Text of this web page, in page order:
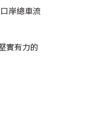
岸總車流
實有力的